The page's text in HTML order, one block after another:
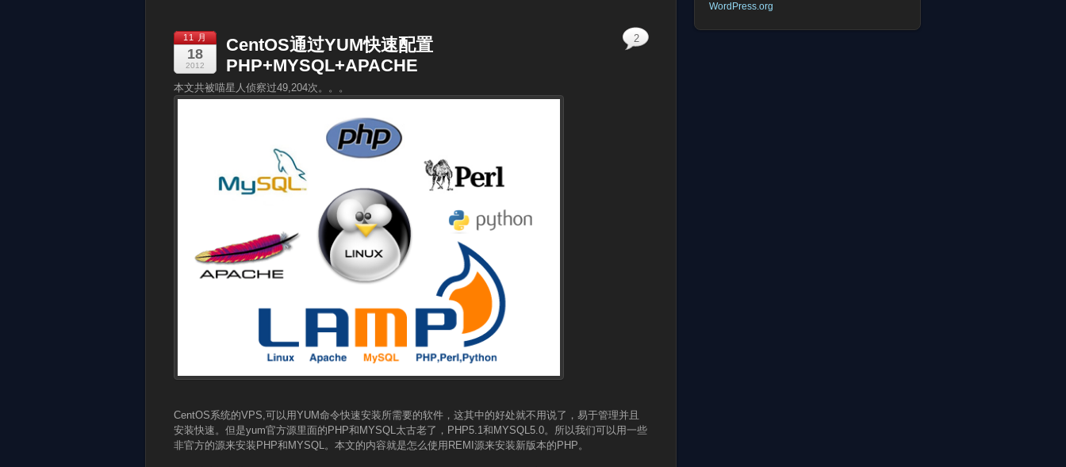
11 月
18
2012
CentOS通过YUM快速配置
PHP+MYSQL+APACHE
本文共被喵星人侦察过49,204次。。。
CentOS系统的VPS,可以用YUM命令快速安装所需要的软件，这其中的好处就不用说了，易于管理并且
安装快速。但是yum官方源里面的PHP和MYSQL太古老了，PHP5.1和MYSQL5.0。所以我们可以用一些
非官方的源来安装PHP和MYSQL。本文的内容就是怎么使用REMI源来安装新版本的PHP。
2
WordPress.org